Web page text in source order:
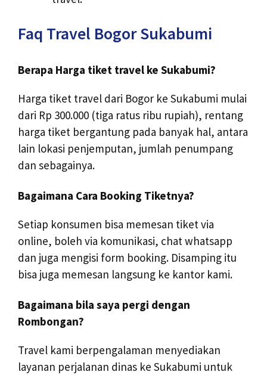
Faq Travel Bogor Sukabumi
Berapa Harga tiket travel ke Sukabumi?
Harga tiket travel dari Bogor ke Sukabumi mulai
dari Rp 300.000 (tiga ratus ribu rupiah), rentang
harga tiket bergantung pada banyak hal, antara
lain lokasi penjemputan, jumlah penumpang
dan sebagainya.
Bagaimana Cara Booking Tiketnya?
Setiap konsumen bisa memesan tiket via
online, boleh via komunikasi, chat whatsapp
dan juga mengisi form booking. Disamping itu
bisa juga memesan langsung ke kantor kami.
Bagaimana bila saya pergi dengan
Rombongan?
Travel kami berpengalaman menyediakan
layanan perjalanan dinas ke Sukabumi untuk